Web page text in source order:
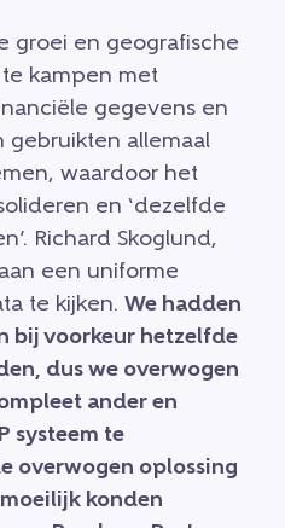
groei en geografische
kampen met
gegevens en
gebruikten allemaal
waardoor het
en ‘dezelfde
Richard Skoglund,
een uniforme
te kijken. We hadden
bij voorkeur hetzelfde
dus we overwogen
ander en
systeem te
overwogen oplossing
konden